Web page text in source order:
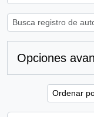
Opciones
Ordenar